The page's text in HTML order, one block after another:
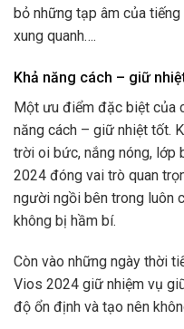
bỏ những tạp âm của
xung quanh….
Khả năng cách – giữ
Một ưu điểm đặc biệt của
năng cách – giữ nhiệt tốt.
trời oi bức, nắng nóng, lớp
2024 đóng vai trò quan
người ngồi bên trong luôn
không bị hầm bí.
Còn vào những ngày thời
Vios 2024 giữ nhiệm vụ
độ ổn định và tạo nên